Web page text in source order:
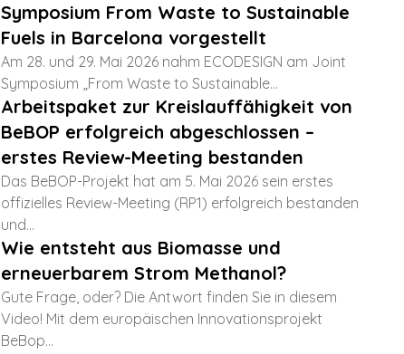
Symposium From Waste to Sustainable
Fuels in Barcelona vorgestellt
Am 28. und 29. Mai 2026 nahm ECODESIGN am Joint
Symposium „From Waste to Sustainable...
Arbeitspaket zur Kreislauffähigkeit von
BeBOP erfolgreich abgeschlossen –
erstes Review-Meeting bestanden
Das BeBOP-Projekt hat am 5. Mai 2026 sein erstes
offizielles Review-Meeting (RP1) erfolgreich bestanden
und...
Wie entsteht aus Biomasse und
erneuerbarem Strom Methanol?
Gute Frage, oder? Die Antwort finden Sie in diesem
Video! Mit dem europäischen Innovationsprojekt
BeBop...